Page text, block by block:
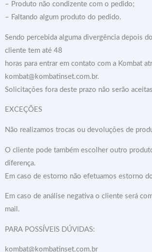
– Produto não condizente com o pedido;
– Faltando algum produto do pedido.
Sendo percebida alguma divergência depois
cliente tem até 48
horas para entrar em contato com a Kombat
kombat@kombatinset.com.br.
Solicitações fora deste prazo não serão
EXCEÇÕES
Não realizamos trocas ou devoluções de
O cliente pode também escolher outro
diferença.
Em caso de estorno não efetuamos estorno
Em caso de análise negativa o cliente será
mail.
PARA POSSÍVEIS DÚVIDAS:
kombat@kombatinset.com.br